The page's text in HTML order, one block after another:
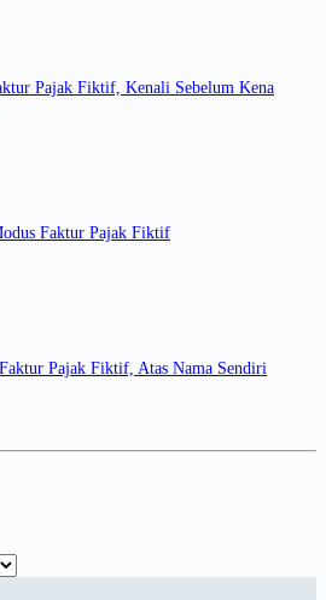
Pajak Fiktif, Kenali Sebelum Kena
Faktur Pajak Fiktif
Pajak Fiktif, Atas Nama Sendiri